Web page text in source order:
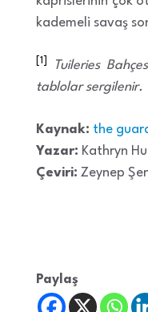
kademeli savaş
[1]
Tuileries
tablolar sergilenir.
Kaynak: the
Yazar: Kathryn
Çeviri: Zeynep
Paylaş